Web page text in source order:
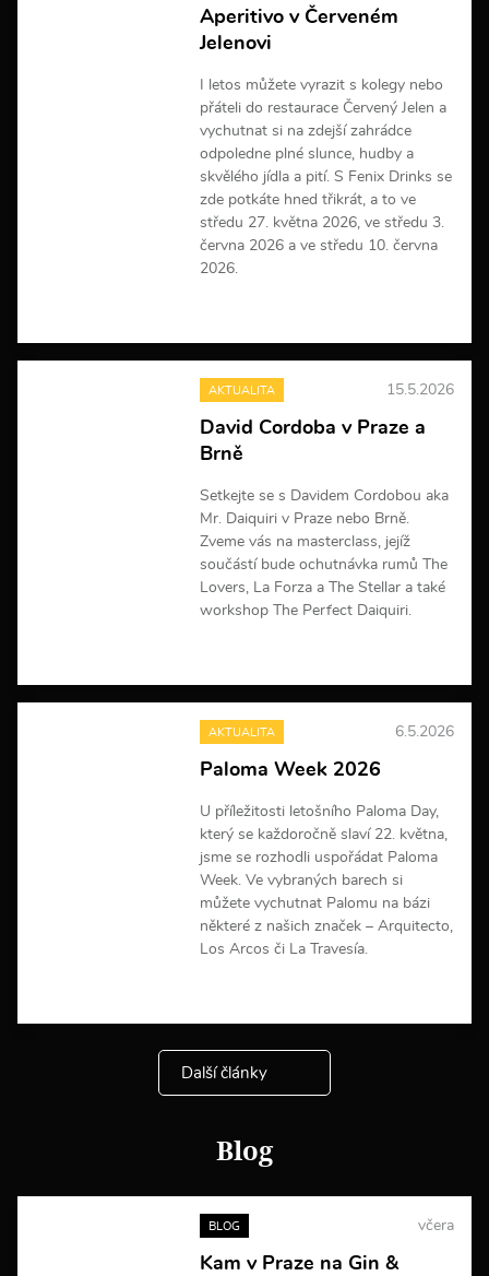
f
o
m
a
í
Aperitivo v Červeném
Jelenovi
I letos můžete vyrazit s kolegy nebo
přáteli do restaurace Červený Jelen a
vychutnat si na zdejší zahrádce
odpoledne plné slunce, hudby a
skvělého jídla a pití. S Fenix Drinks se
zde potkáte hned třikrát, a to ve
středu 27. května 2026, ve středu 3.
června 2026 a ve středu 10. června
2026.
e
i
f
o
m
a
í
AKTUALITA 15.5.2026
David Cordoba v Praze a
Brně
Setkejte se s Davidem Cordobou aka
Mr. Daiquiri v Praze nebo Brně.
Zveme vás na masterclass, jejíž
součástí bude ochutnávka rumů The
Lovers, La Forza a The Stellar a také
workshop The Perfect Daiquiri.
e
i
f
r
m
a
c
í
AKTUALITA 6.5.2026
Paloma Week 2026
U příležitosti letošního Paloma Day,
který se každoročně slaví 22. května,
jsme se rozhodli uspořádat Paloma
Week. Ve vybraných barech si
můžete vychutnat Palomu na bázi
některé z našich značek – Arquitecto,
Los Arcos či La Travesía.
e
i
n
a
c
í
Další články
Blog
BLOG včera
Kam v Praze na Gin &